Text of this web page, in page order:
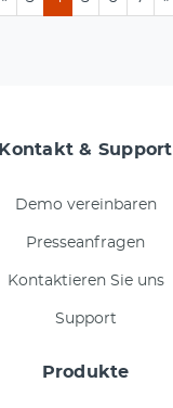
Kontakt & Support
Demo vereinbaren
Presseanfragen
Kontaktieren Sie uns
Support
Produkte